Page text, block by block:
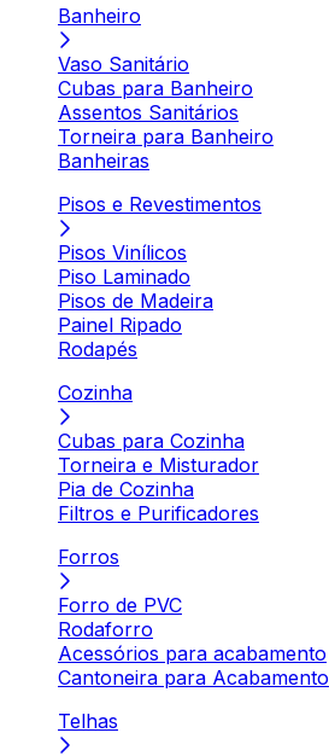
Banheiro
Vaso Sanitário
Cubas para Banheiro
Assentos Sanitários
Torneira para Banheiro
Banheiras
Pisos e Revestimentos
Pisos Vinílicos
Piso Laminado
Pisos de Madeira
Painel Ripado
Rodapés
Cozinha
Cubas para Cozinha
Torneira e Misturador
Pia de Cozinha
Filtros e Purificadores
Forros
Forro de PVC
Rodaforro
Acessórios para acabamento
Cantoneira para Acabamento
Telhas